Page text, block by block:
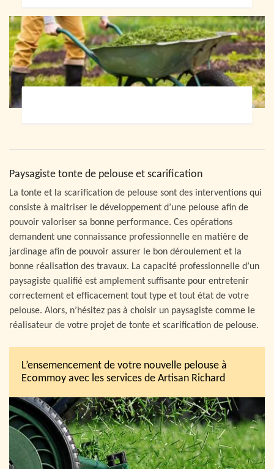
Paysagiste tonte de pelouse et scarification
La tonte et la scarification de pelouse sont des interventions qui
consiste à maitriser le développement d’une pelouse afin de
pouvoir valoriser sa bonne performance. Ces opérations
demandent une connaissance professionnelle en matière de
jardinage afin de pouvoir assurer le bon déroulement et la
bonne réalisation des travaux. La capacité professionnelle d’un
paysagiste qualifié est amplement suffisante pour entretenir
correctement et efficacement tout type et tout état de votre
pelouse. Alors, n’hésitez pas à choisir un paysagiste comme le
réalisateur de votre projet de tonte et scarification de pelouse.
L’ensemencement de votre nouvelle pelouse à
Ecommoy avec les services de Artisan Richard